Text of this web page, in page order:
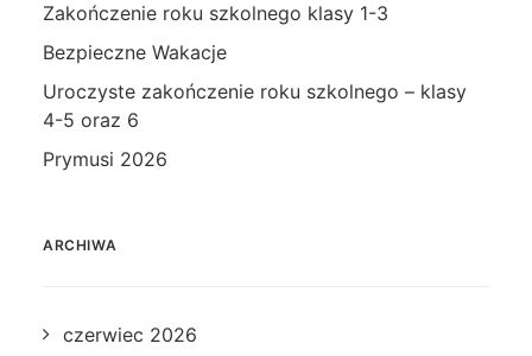
Zakończenie roku szkolnego klasy 1-3
Bezpieczne Wakacje
Uroczyste zakończenie roku szkolnego – klasy
4-5 oraz 6
Prymusi 2026
ARCHIWA
czerwiec 2026